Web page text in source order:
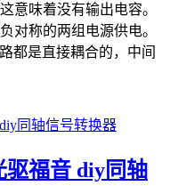
意味着没有输出电容。
对称的两组电源供电。
都是直接耦合的，中间
福音 diy同轴